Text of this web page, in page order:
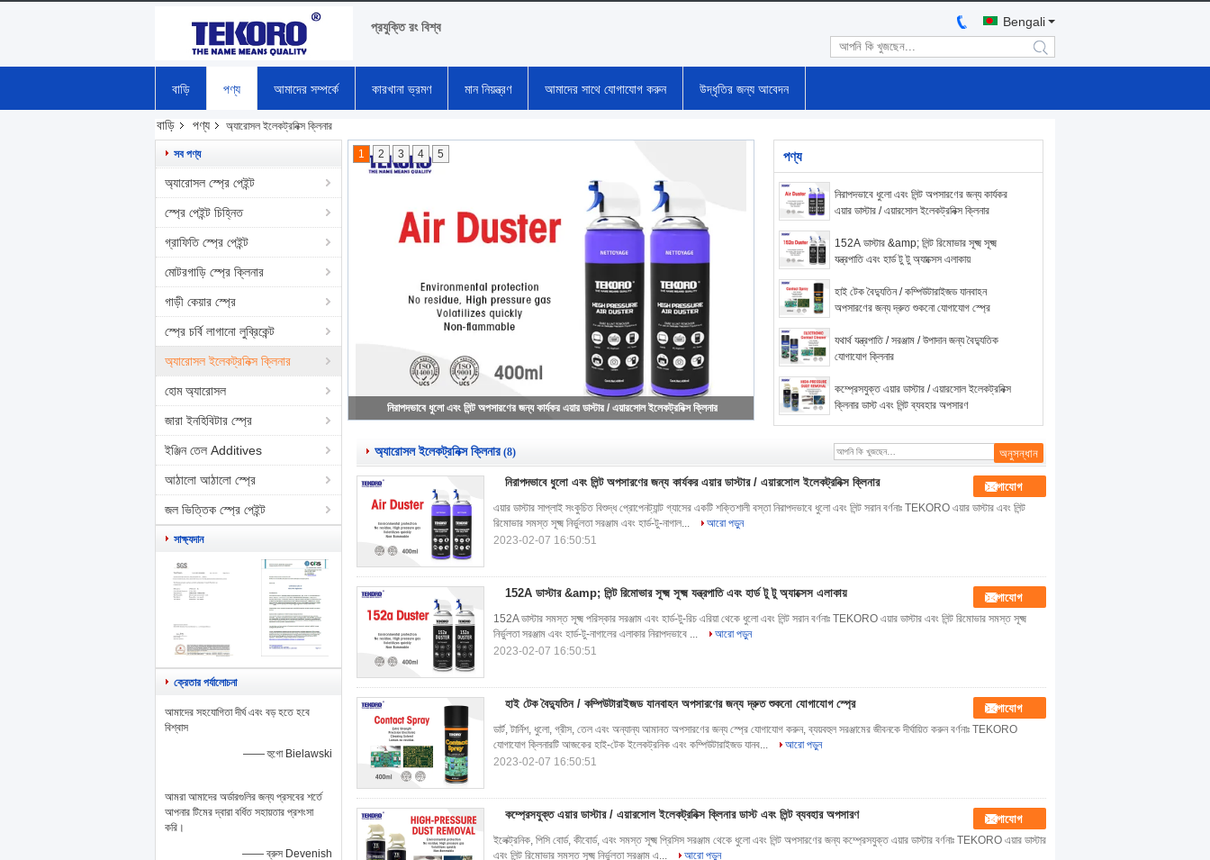
প্রযুক্তি রং বিশ্ব Bengali
search
বাড়ি পণ্য আমাদের সম্পর্কে কারখানা ভ্রমণ মান নিয়ন্ত্রণ আমাদের সাথে যোগাযোগ করুন উদ্ধৃতির জন্য আবেদন
বাড়ি পণ্য অ্যারোসল ইলেকট্রনিক্স ক্লিনার
সব পণ্য
অ্যারোসল স্প্রে পেইন্ট
স্প্রে পেইন্ট চিহ্নিত
গ্রাফিতি স্প্রে পেইন্ট
মোটরগাড়ি স্প্রে ক্লিনার
গাড়ী কেয়ার স্প্রে
স্প্রে চর্বি লাগানো লুব্রিকেন্ট
অ্যারোসল ইলেকট্রনিক্স ক্লিনার
হোম অ্যারোসল
জারা ইনহিবিটার স্প্রে
ইঞ্জিন তেল Additives
আঠালো আঠালো স্প্রে
জল ভিত্তিক স্প্রে পেইন্ট
সাক্ষ্যদান
ক্রেতার পর্যালোচনা
আমাদের সহযোগিতা দীর্ঘ এবং বড় হতে হবে
বিশ্বাস
—— হুগো Bielawski
আমরা আমাদের অর্ডারগুলির জন্য প্রসবের শর্তে
আপনার টিমের দ্বারা বর্ধিত সহায়তার প্রশংসা
করি।
—— ব্রুস Devenish
নিরাপদভাবে ধুলো এবং লিন্ট অপসারণের জন্য কার্যকর এয়ার ডাস্টার / এয়ারসোল ইলেকট্রনিক্স ক্লিনার
1 2 3 4 5 পণ্য
নিরাপদভাবে ধুলো এবং লিন্ট অপসারণের জন্য কার্যকর
এয়ার ডাস্টার / এয়ারসোল ইলেকট্রনিক্স ক্লিনার
152A ডাস্টার &amp; লিন্ট রিমোভার সূক্ষ্ম সূক্ষ্ম
যন্ত্রপাতি এবং হার্ড টু টু অ্যাক্সেস এলাকায়
হাই টেক বৈদ্যুতিন / কম্পিউটারাইজড যানবাহন
অপসারণের জন্য দ্রুত শুকনো যোগাযোগ স্প্রে
যথার্থ যন্ত্রপাতি / সরঞ্জাম / উপাদান জন্য বৈদ্যুতিক
যোগাযোগ ক্লিনার
কম্প্রেসযুক্ত এয়ার ডাস্টার / এয়ারসোল ইলেকট্রনিক্স
ক্লিনার ডাস্ট এবং লিন্ট ব্যবহার অপসারণ
অ্যারোসল ইলেকট্রনিক্স ক্লিনার (8)
নিরাপদভাবে ধুলো এবং লিন্ট অপসারণের জন্য কার্যকর এয়ার ডাস্টার / এয়ারসোল ইলেকট্রনিক্স ক্লিনার যোগাযোগ
এয়ার ডাস্টার সাপ্লাই সংকুচিত বিশুদ্ধ প্রোপেনট্যান্ট গ্যাসের একটি শক্তিশালী বস্তা নিরাপদভাবে ধুলো এবং লিন্ট সরান বর্ণনাঃ TEKORO এয়ার ডাস্টার এবং লিন্ট
রিমোভার সমস্ত সূক্ষ্ম নির্ভুলতা সরঞ্জাম এবং হার্ড-টু-নাগাল...
আরো পড়ুন
2023-02-07 16:50:51
152A ডাস্টার &amp; লিন্ট রিমোভার সূক্ষ্ম সূক্ষ্ম যন্ত্রপাতি এবং হার্ড টু টু অ্যাক্সেস এলাকায় যোগাযোগ
152A ডাস্টার সমস্ত সূক্ষ্ম পরিস্কার সরঞ্জাম এবং হার্ড-টু-রিচ এরিয়া থেকে ধুলো এবং লিন্ট সরান বর্ণনাঃ TEKORO এয়ার ডাস্টার এবং লিন্ট রিমোভার সমস্ত সূক্ষ্ম
নির্ভুলতা সরঞ্জাম এবং হার্ড-টু-নাগালের এলাকার নিরাপদভাবে ...
আরো পড়ুন
2023-02-07 16:50:51
হাই টেক বৈদ্যুতিন / কম্পিউটারাইজড যানবাহন অপসারণের জন্য দ্রুত শুকনো যোগাযোগ স্প্রে যোগাযোগ
ডার্ট, টার্নিশ, ধুলো, গ্রীস, তেল এবং অন্যান্য আমানত অপসারণের জন্য স্প্রে যোগাযোগ করুন, ব্যয়বহুল সরঞ্জামের জীবনকে দীর্ঘায়িত করুন বর্ণনাঃ TEKORO
যোগাযোগ ক্লিনারটি আজকের হাই-টেক ইলেকট্রনিক এবং কম্পিউটারাইজড যানব...
আরো পড়ুন
2023-02-07 16:50:51
কম্প্রেসযুক্ত এয়ার ডাস্টার / এয়ারসোল ইলেকট্রনিক্স ক্লিনার ডাস্ট এবং লিন্ট ব্যবহার অপসারণ যোগাযোগ
ইলেক্ট্রনিক, পিসি বোর্ড, কীবোর্ড, এবং সমস্ত সূক্ষ্ম প্রিসিস সরঞ্জাম থেকে ধুলো এবং লিন্ট অপসারণের জন্য কম্প্রেসযুক্ত এয়ার ডাস্টার বর্ণনাঃ TEKORO এয়ার ডাস্টার
এবং লিন্ট রিমোভার সমস্ত সূক্ষ্ম নির্ভুলতা সরঞ্জাম এ...
আরো পড়ুন